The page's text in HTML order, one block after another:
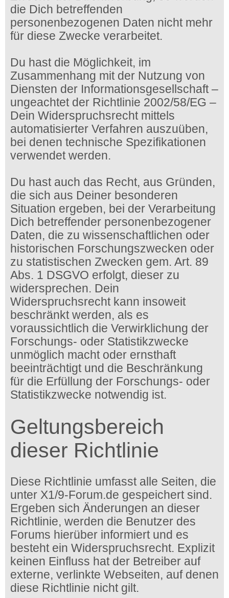
die Dich betreffenden
personenbezogenen Daten nicht mehr
für diese Zwecke verarbeitet.
Du hast die Möglichkeit, im
Zusammenhang mit der Nutzung von
Diensten der Informationsgesellschaft –
ungeachtet der Richtlinie 2002/58/EG –
Dein Widerspruchsrecht mittels
automatisierter Verfahren auszuüben,
bei denen technische Spezifikationen
verwendet werden.
Du hast auch das Recht, aus Gründen,
die sich aus Deiner besonderen
Situation ergeben, bei der Verarbeitung
Dich betreffender personenbezogener
Daten, die zu wissenschaftlichen oder
historischen Forschungszwecken oder
zu statistischen Zwecken gem. Art. 89
Abs. 1 DSGVO erfolgt, dieser zu
widersprechen. Dein
Widerspruchsrecht kann insoweit
beschränkt werden, als es
voraussichtlich die Verwirklichung der
Forschungs- oder Statistikzwecke
unmöglich macht oder ernsthaft
beeinträchtigt und die Beschränkung
für die Erfüllung der Forschungs- oder
Statistikzwecke notwendig ist.
Geltungsbereich
dieser Richtlinie
Diese Richtlinie umfasst alle Seiten, die
unter X1/9-Forum.de gespeichert sind.
Ergeben sich Änderungen an dieser
Richtlinie, werden die Benutzer des
Forums hierüber informiert und es
besteht ein Widerspruchsrecht. Explizit
keinen Einfluss hat der Betreiber auf
externe, verlinkte Webseiten, auf denen
diese Richtlinie nicht gilt.